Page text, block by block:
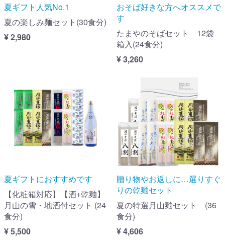
夏ギフト人気No.1
夏の楽しみ麺セット(30食分)
¥ 2,980
おそば好きな方へオススメで
す
たまやのそばセット 12袋
箱入(24食分)
¥ 3,260
夏ギフトにおすすめです
【化粧箱対応】【酒+乾麺】
月山の雪・地酒付セット (24
食分)
¥ 5,500
贈り物やお返しに…選りすぐ
りの乾麺セット
夏の特選月山麺セット (36
食分)
¥ 4,606